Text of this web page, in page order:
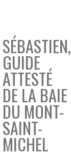
SÉBASTIEN,
GUIDE
ATTESTÉ
DE LA BAIE
DU MONT-
SAINT-
MICHEL